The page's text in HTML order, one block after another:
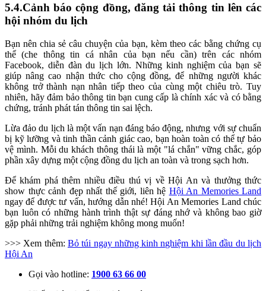
5.4.Cảnh báo cộng đồng, đăng tải thông tin lên các
hội nhóm du lịch
Bạn nên chia sẻ câu chuyện của bạn, kèm theo các bằng chứng cụ
thể (che thông tin cá nhân của bạn nếu cần) trên các nhóm
Facebook, diễn đàn du lịch lớn. Những kinh nghiệm của bạn sẽ
giúp nâng cao nhận thức cho cộng đồng, để những người khác
không trở thành nạn nhân tiếp theo của cùng một chiêu trò. Tuy
nhiên, hãy đảm bảo thông tin bạn cung cấp là chính xác và có bằng
chứng, tránh phát tán thông tin sai lệch.
Lừa đảo du lịch là một vấn nạn đáng báo động, nhưng với sự chuẩn
bị kỹ lưỡng và tinh thần cảnh giác cao, bạn hoàn toàn có thể tự bảo
vệ mình. Mỗi du khách thông thái là một "lá chắn" vững chắc, góp
phần xây dựng một cộng đồng du lịch an toàn và trong sạch hơn.
Để khám phá thêm nhiều điều thú vị về Hội An và thưởng thức
show thực cảnh đẹp nhất thế giới, liên hệ Hội An Memories Land
ngay để được tư vấn, hướng dẫn nhé! Hội An Memories Land chúc
bạn luôn có những hành trình thật sự đáng nhớ và không bao giờ
gặp phải những trải nghiệm không mong muốn!
>>> Xem thêm: Bỏ túi ngay những kinh nghiệm khi lần đầu du lịch
Hội An
Gọi vào hotline: 1900 63 66 00